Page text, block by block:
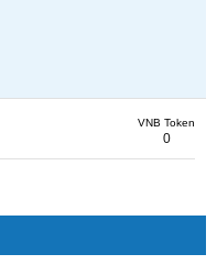
VNB Token
0